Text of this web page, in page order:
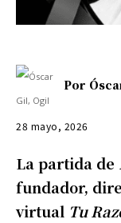
Por
28 mayo, 2026
La partida de
fundador,
virtual Tu